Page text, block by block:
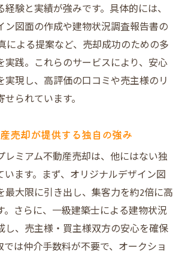
験と実績が強みです。具体的には、
ン図面の作成や建物状況調査報告書の
による提案など、売却成功のための多
実践。これらのサービスにより、安心
実現し、高評価の口コミや売主様のリ
られています。
売却が提供する独自の強み
レミアム不動産売却は、他にはない独
います。まず、オリジナルデザイン図
最大限に引き出し、集客力を約2倍に高
。さらに、一級建築士による建物状況
し、売主様・買主様双方の安心を確保
では仲介手数料が不要で、オークショ